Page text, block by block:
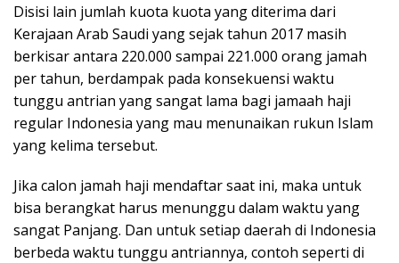
Disisi lain jumlah kuota kuota yang diterima dari
Kerajaan Arab Saudi yang sejak tahun 2017 masih
berkisar antara 220.000 sampai 221.000 orang jamah
per tahun, berdampak pada konsekuensi waktu
tunggu antrian yang sangat lama bagi jamaah haji
regular Indonesia yang mau menunaikan rukun Islam
yang kelima tersebut.
Jika calon jamah haji mendaftar saat ini, maka untuk
bisa berangkat harus menunggu dalam waktu yang
sangat Panjang. Dan untuk setiap daerah di Indonesia
berbeda waktu tunggu antriannya, contoh seperti di